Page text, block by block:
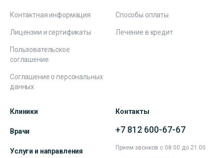
Контактная информация
Лицензии и сертификаты
Пользовательское
соглашение
Соглашение о персональных
данных
Способы оплаты
Лечение в кредит
Клиники
Врачи
Услуги и направления
Контакты
+7 812 600-67-67
Прием звонков с 08:00 до 21:00